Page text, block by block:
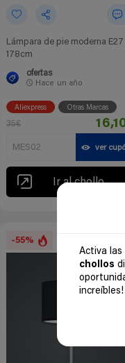
Activa las
chollos
increíbles!
Lámpara de pie moderna E27
178cm
ofertas
Hace un año
Aliexpress Otras Marcas
35€
MES02 ver
Ir al chollo
-55%